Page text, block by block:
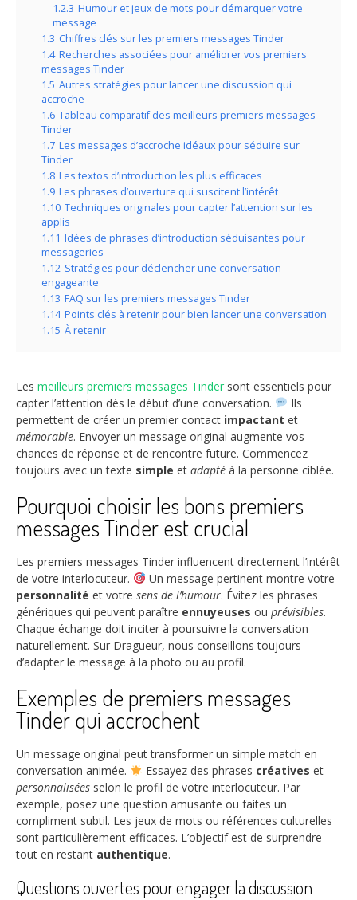
1.2.3 Humour et jeux de mots pour démarquer votre
message
1.3 Chiffres clés sur les premiers messages Tinder
1.4 Recherches associées pour améliorer vos premiers
messages Tinder
1.5 Autres stratégies pour lancer une discussion qui
accroche
1.6 Tableau comparatif des meilleurs premiers messages
Tinder
1.7 Les messages d’accroche idéaux pour séduire sur
Tinder
1.8 Les textos d’introduction les plus efficaces
1.9 Les phrases d’ouverture qui suscitent l’intérêt
1.10 Techniques originales pour capter l’attention sur les
applis
1.11 Idées de phrases d’introduction séduisantes pour
messageries
1.12 Stratégies pour déclencher une conversation
engageante
1.13 FAQ sur les premiers messages Tinder
1.14 Points clés à retenir pour bien lancer une conversation
1.15 À retenir
Les meilleurs premiers messages Tinder sont essentiels pour
capter l’attention dès le début d’une conversation.
Ils
permettent de créer un premier contact impactant et
mémorable. Envoyer un message original augmente vos
chances de réponse et de rencontre future. Commencez
toujours avec un texte simple et adapté à la personne ciblée.
Pourquoi choisir les bons premiers
messages Tinder est crucial
Les premiers messages Tinder influencent directement l’intérêt
de votre interlocuteur.
Un message pertinent montre votre
personnalité et votre sens de l’humour. Évitez les phrases
génériques qui peuvent paraître ennuyeuses ou prévisibles.
Chaque échange doit inciter à poursuivre la conversation
naturellement. Sur Dragueur, nous conseillons toujours
d’adapter le message à la photo ou au profil.
Exemples de premiers messages
Tinder qui accrochent
Un message original peut transformer un simple match en
conversation animée.
Essayez des phrases créatives et
personnalisées selon le profil de votre interlocuteur. Par
exemple, posez une question amusante ou faites un
compliment subtil. Les jeux de mots ou références culturelles
sont particulièrement efficaces. L’objectif est de surprendre
tout en restant authentique.
Questions ouvertes pour engager la discussion